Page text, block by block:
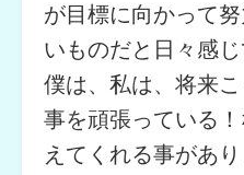
が目標に向かって
いものだと日々感じ
僕は、私は、将来
事を頑張っている
えてくれる事があ